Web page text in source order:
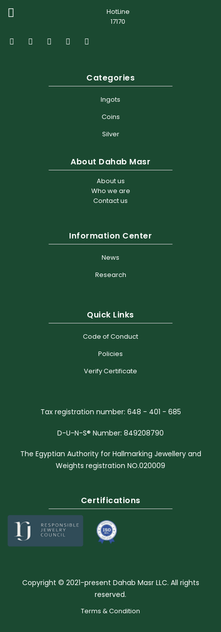
HotLine
17170
Categories
Ingots
Coins
Silver
About Dahab Masr
About us
Who we are
Contact us
Information Center
News
Research
Quick Links
Code of Conduct
Policies
Verify Certificate
Tax registration number: 648 - 401 - 685
D-U-N-S® Number: 849208790
The Egyptian Authority for Hallmarking Jewellery and
Weights registration NO.020009
Certifications
Copyright © 2021-present Dahab Masr LLC. All rights
reserved.
Terms & Condition